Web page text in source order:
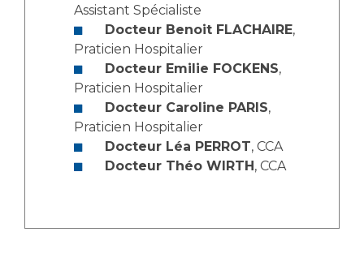
Médecine nucléaire
Maladies rares
Maternité Hôpital Nord
Adresser un examen au Laboratoire d'Infectiologie
Centres de référence Maladies Rares
Plateforme d'Expertise Maladies Rares
Presse / Multimédia
Communiqués de presse
Assistant Spécialiste
Docteur Benoit FLACHAIRE,
Praticien Hospitalier
Docteur Emilie FOCKENS,
Praticien Hospitalier
Docteur Caroline PARIS,
Praticien Hospitalier
Docteur Léa PERROT, CCA
Docteur Théo WIRTH, CCA